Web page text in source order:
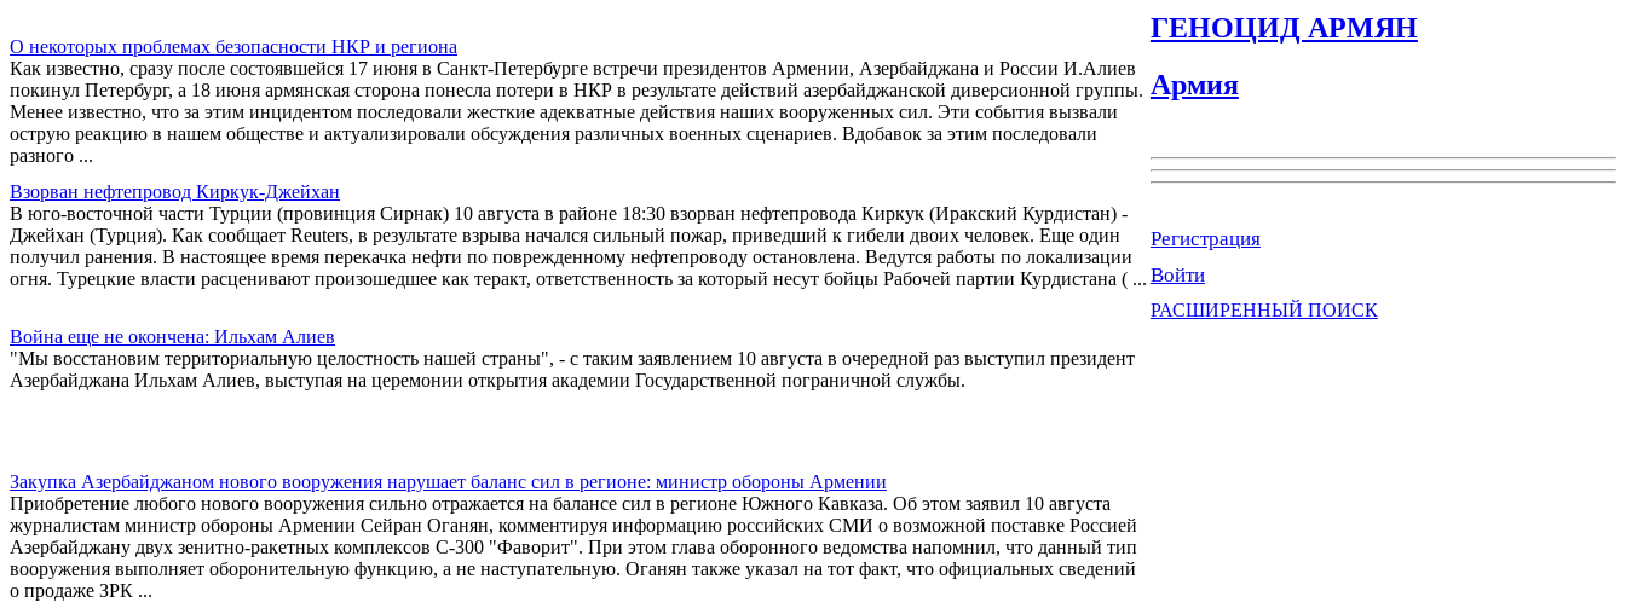
О некоторых проблемах безопасности НКР и региона
Как известно, сразу после состоявшейся 17 июня в Санкт-Петербурге встречи президентов Армении, Азербайджана и России И.Алиев
покинул Петербург, а 18 июня армянская сторона понесла потери в НКР в результате действий азербайджанской диверсионной группы.
Менее известно, что за этим инцидентом последовали жесткие адекватные действия наших вооруженных сил. Эти события вызвали
острую реакцию в нашем обществе и актуализировали обсуждения различных военных сценариев. Вдобавок за этим последовали
разного ...
Взорван нефтепровод Киркук-Джейхан
В юго-восточной части Турции (провинция Сирнак) 10 августа в районе 18:30 взорван нефтепровода Киркук (Иракский Курдистан) -
Джейхан (Турция). Как сообщает Reuters, в результате взрыва начался сильный пожар, приведший к гибели двоих человек. Еще один
получил ранения. В настоящее время перекачка нефти по поврежденному нефтепроводу остановлена. Ведутся работы по локализации
огня. Турецкие власти расценивают произошедшее как теракт, ответственность за который несут бойцы Рабочей партии Курдистана ( ...
Война еще не окончена: Ильхам Алиев
"Мы восстановим территориальную целостность нашей страны", - с таким заявлением 10 августа в очередной раз выступил президент
Азербайджана Ильхам Алиев, выступая на церемонии открытия академии Государственной пограничной службы.
Закупка Азербайджаном нового вооружения нарушает баланс сил в регионе: министр обороны Армении
Приобретение любого нового вооружения сильно отражается на балансе сил в регионе Южного Кавказа. Об этом заявил 10 августа
журналистам министр обороны Армении Сейран Оганян, комментируя информацию российских СМИ о возможной поставке Россией
Азербайджану двух зенитно-ракетных комплексов С-300 "Фаворит". При этом глава оборонного ведомства напомнил, что данный тип
вооружения выполняет оборонительную функцию, а не наступательную. Оганян также указал на тот факт, что официальных сведений
о продаже ЗРК ...
ГЕНОЦИД АРМЯН
Армия
Регистрация
Войти
РАСШИРЕННЫЙ ПОИСК